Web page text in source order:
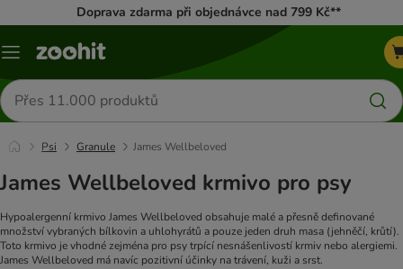
Doprava zdarma při objednávce nad 799 Kč**
Menu
Hledat
produkty
Psi Granule James Wellbeloved
James Wellbeloved krmivo pro psy
Hypoalergenní krmivo James Wellbeloved obsahuje malé a přesně definované
množství vybraných bílkovin a uhlohyrátů a pouze jeden druh masa (jehněčí, krůtí).
Toto krmivo je vhodné zejména pro psy trpící nesnášenlivostí krmiv nebo alergiemi.
James Wellbeloved má navíc pozitivní účinky na trávení, kuži a srst.